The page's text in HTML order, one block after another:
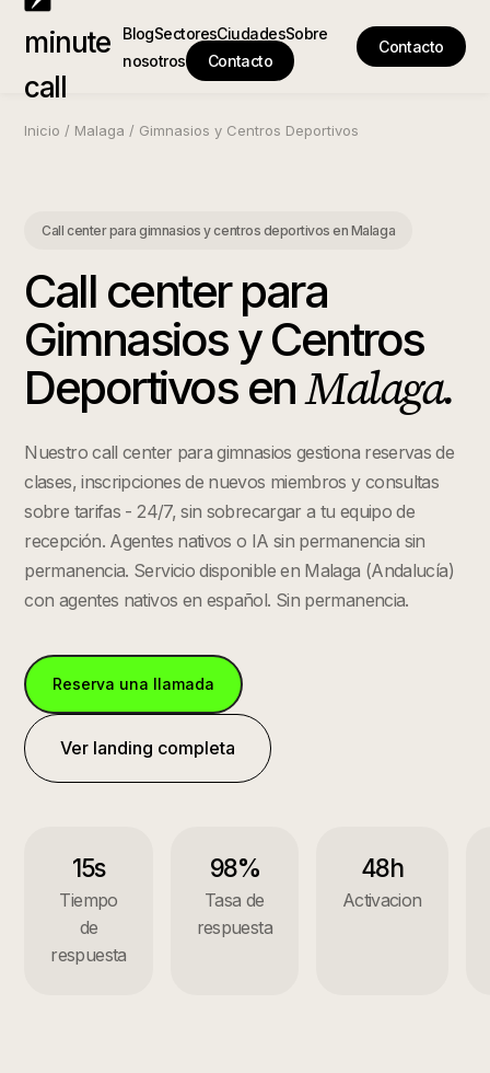
minute
call
BlogSectoresCiudadesSobre
nosotros
Contacto
Contacto
Inicio / Malaga / Gimnasios y Centros Deportivos
Call center para gimnasios y centros deportivos en Malaga
Call center para
Gimnasios y Centros
DeportivosenMalaga.
Nuestro call center para gimnasios gestiona reservas de
clases, inscripciones de nuevos miembros y consultas
sobre tarifas - 24/7, sin sobrecargar a tu equipo de
recepción. Agentes nativos o IA sin permanencia sin
permanencia. Servicio disponible en Malaga (Andalucía)
con agentes nativos en español. Sin permanencia.
Reserva una llamada
Ver landing completa
15s
Tiempo
de
respuesta
98%
Tasa de
respuesta
48h
Activacion